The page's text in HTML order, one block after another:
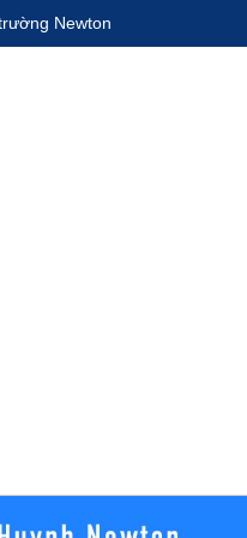
Newton